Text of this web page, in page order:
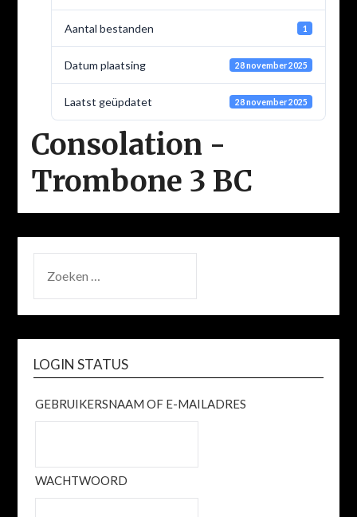
Aantal bestanden 1
Datum plaatsing 28 november 2025
Laatst geüpdatet 28 november 2025
Consolation -
Trombone 3 BC
NAAR:
LOGIN STATUS
GEBRUIKERSNAAM OF E-MAILADRES
WACHTWOORD